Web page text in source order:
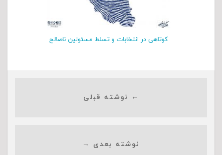
کوتاهی در انتخابات و تسلط مسئولین ناصالح
← نوشته قبلی
نوشته بعدی →